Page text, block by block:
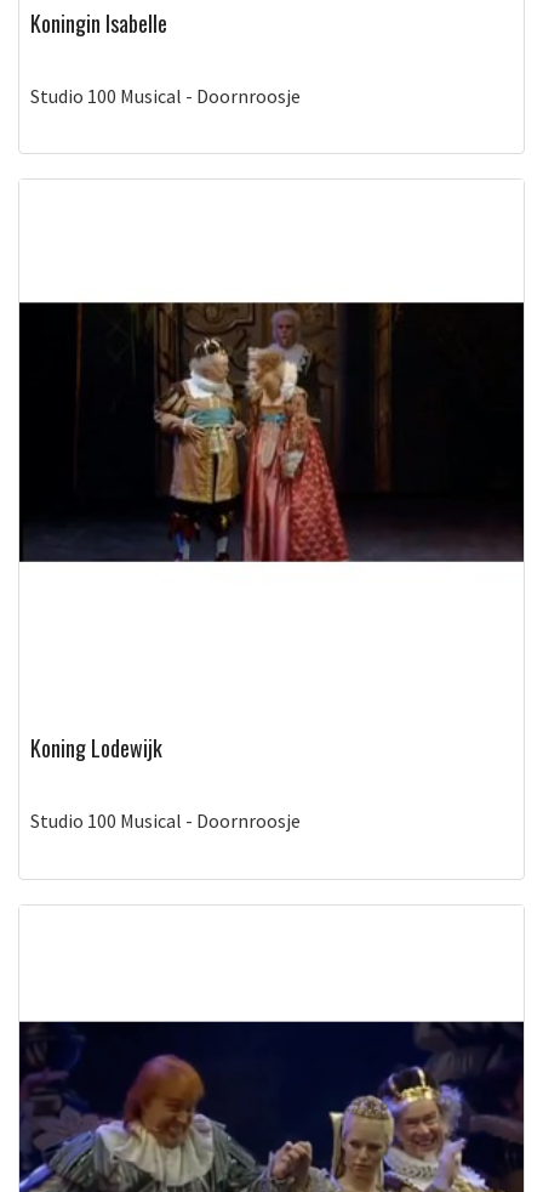
Koningin Isabelle
Studio 100 Musical - Doornroosje
Koning Lodewijk
Studio 100 Musical - Doornroosje